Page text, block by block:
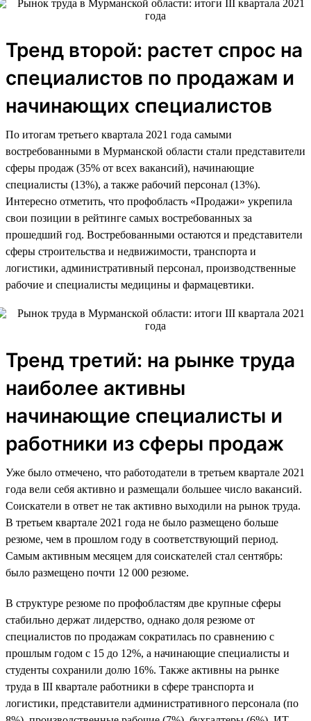
Тренд второй: растет спрос на
специалистов по продажам и
начинающих специалистов
По итогам третьего квартала 2021 года самыми
востребованными в Мурманской области стали представители
сферы продаж (35% от всех вакансий), начинающие
специалисты (13%), а также рабочий персонал (13%).
Интересно отметить, что профобласть «Продажи» укрепила
свои позиции в рейтинге самых востребованных за
прошедший год. Востребованными остаются и представители
сферы строительства и недвижимости, транспорта и
логистики, административный персонал, производственные
рабочие и специалисты медицины и фармацевтики.
Тренд третий: на рынке труда
наиболее активны
начинающие специалисты и
работники из сферы продаж
Уже было отмечено, что работодатели в третьем квартале 2021
года вели себя активно и размещали большее число вакансий.
Соискатели в ответ не так активно выходили на рынок труда.
В третьем квартале 2021 года не было размещено больше
резюме, чем в прошлом году в соответствующий период.
Самым активным месяцем для соискателей стал сентябрь:
было размещено почти 12 000 резюме.
В структуре резюме по профобластям две крупные сферы
стабильно держат лидерство, однако доля резюме от
специалистов по продажам сократилась по сравнению с
прошлым годом с 15 до 12%, а начинающие специалисты и
студенты сохранили долю 16%. Также активны на рынке
труда в III квартале работники в сфере транспорта и
логистики, представители административного персонала (по